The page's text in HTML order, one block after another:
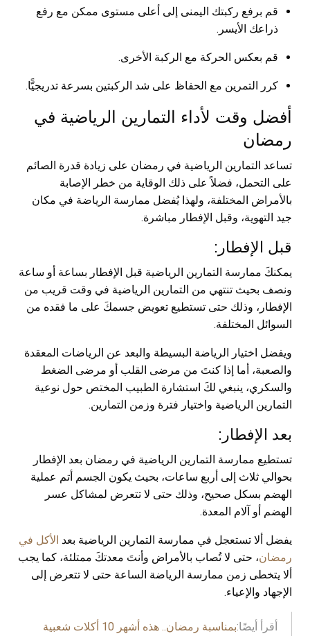
قم برفع ركبتك اليمنى إلى أعلى مستوى ممكن مع رفع
ذراعك الأيسر.
قم بعكس الحركة مع الركبة الأخرى.
كرر التمرين مع الحفاظ على شد الركبتين بسرعة تدريجيًّا.
أفضل وقت لأداء التمارين الرياضية في
رمضان
تساعد التمارين الرياضية في رمضان على زيادة قدرة الصائم
على التحمل، فضلاً على ذلك الوقاية من خطر الإصابة
بالأمراض المختلفة، ولهذا يُفضل ممارسة الرياضة في مكان
جيد التهوية، وقبل الإفطار مباشرة.
قبل الإفطار:
يمكنكَ ممارسة التمارين الرياضية قبل الإفطار بساعة أو ساعة
ونصف بحيث تنتهي من التمارين الرياضية في وقت قريب من
الإفطار، وذلك حتى تستطيع تعويض جسمكَ على ما فقده من
السوائل المختلفة.
ويفضل اختيار الرياضة البسيطة والبعد عن الرياضات المعقدة
والصعبة، أما إذا كنتَ من مرضى القلب أو مرضى الضغط
والسكري، ينبغي لكَ استشارة الطبيب المختص حول نوعية
التمارين الرياضية واختيار فترة وزمن التمارين.
بعد الإفطار:
تستطيع ممارسة التمارين الرياضية في رمضان بعد الإفطار
بحوالي ثلاث إلى أربع ساعات، بحيث يكون الجسم أتم عملية
الهضم بسكل صحيح، وذلك حتى لا تتعرض لمشاكل عسر
الهضم أو آلام المعدة.
يفضل ألا تستعجل في ممارسة التمارين الرياضية بعد الأكل في
رمضان، حتى لا تُصاب بالأمراض وأنتَ معدتكَ ممتلئة، كما يجب
ألا يتخطى زمن ممارسة الرياضة الساعة حتى لا تتعرض إلى
الإجهاد والإعياء.
أقرأ أيضًا:
بمناسبة رمضان.. هذه أشهر 10 أكلات شعبية